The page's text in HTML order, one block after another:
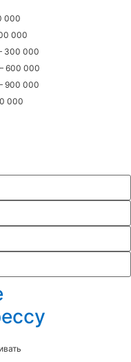
000
000
300 000
600 000
900 000
000